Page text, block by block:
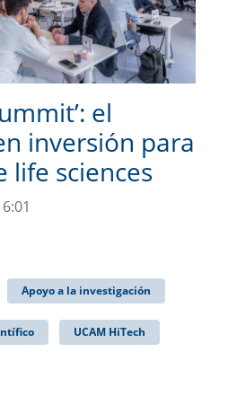
el
inversión para
life sciences
Apoyo a la investigación
UCAM HiTech